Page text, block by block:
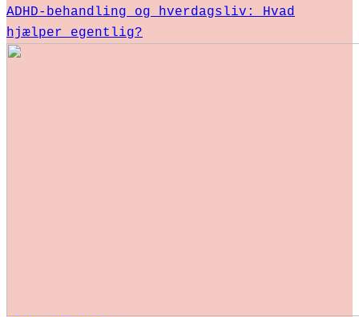
ADHD-behandling og hverdagsliv: Hvad
hjælper egentlig?